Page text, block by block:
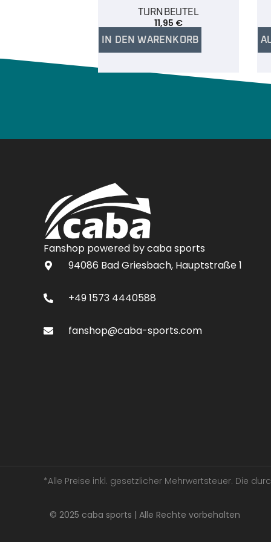
TURNBEUTEL
11,95 €
IN DEN WARENKORB
Fanshop powered by caba sports
94086 Bad Griesbach, Hauptstraße 1
+49 1573 4440588
fanshop@caba-sports.com
*Alle Preise inkl. gesetzlicher Mehrwertsteuer. Die
© 2025 caba sports | Alle Rechte vorbehalten